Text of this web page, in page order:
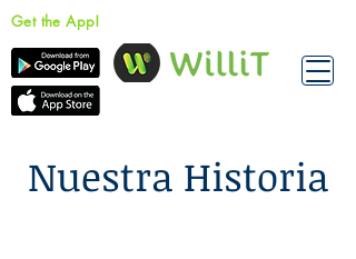
Get the App!
Nuestra Historia